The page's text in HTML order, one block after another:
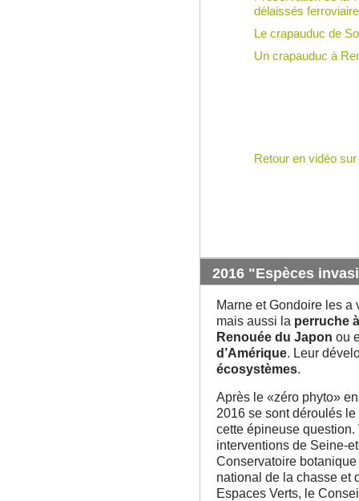
délaissés
Le crapauduc de
Un crapauduc à
Retour en vidéo
2016 "Espèces
Marne et Gondoire les a
mais aussi la perruche
Renouée du Japon ou
d’Amérique. Leur
écosystèmes.
Après le «zéro phyto»
2016 se sont déroulés le
cette épineuse
interventions de Seine-
Conservatoire
national de la chasse et
Espaces Verts, le